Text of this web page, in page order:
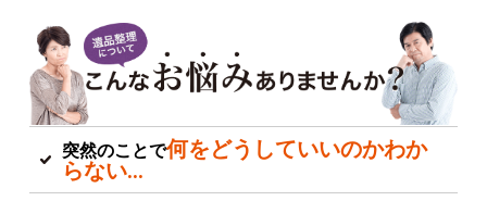
突然のことで何をどうしていいのかわか
らない…